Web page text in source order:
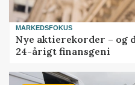
MARKEDSFOKUS
Nye aktierekorder – og
24-årigt finansgeni